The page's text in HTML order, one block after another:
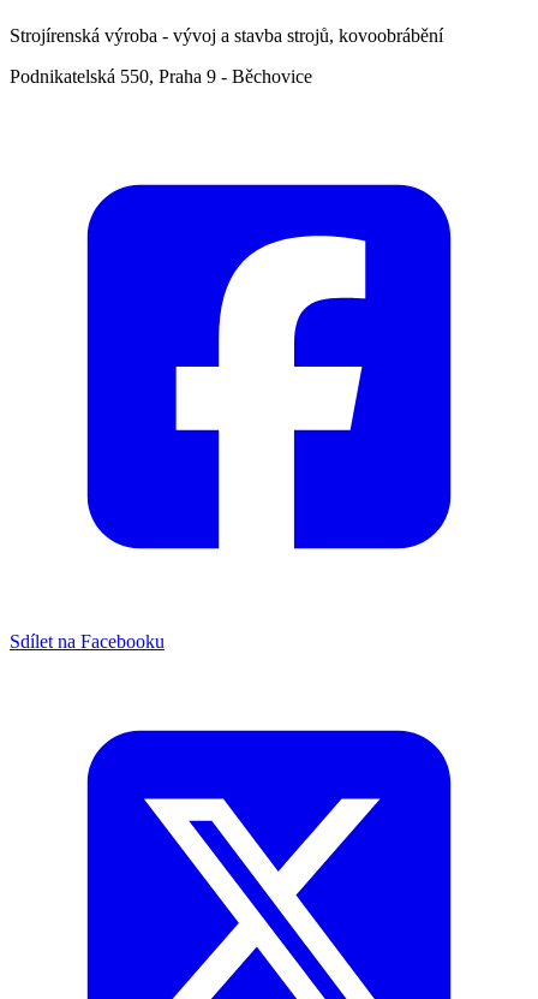
Strojírenská výroba - vývoj a stavba strojů, kovoobrábění
Podnikatelská 550, Praha 9 - Běchovice
Sdílet na Facebooku